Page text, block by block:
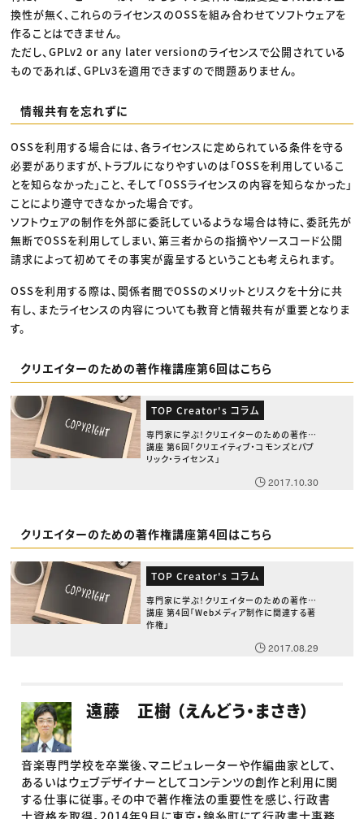
換性が無く、これらのライセンスのOSSを組み合わせてソフトウェアを
作ることはできません。
ただし、GPLv2 or any later versionのライセンスで公開されている
ものであれば、GPLv3を適用できますので問題ありません。
情報共有を忘れずに
OSSを利用する場合には、各ライセンスに定められている条件を守る
必要がありますが、トラブルになりやすいのは「OSSを利用しているこ
とを知らなかった」こと、そして「OSSライセンスの内容を知らなかった」
ことにより遵守できなかった場合です。
ソフトウェアの制作を外部に委託しているような場合は特に、委託先が
無断でOSSを利用してしまい、第三者からの指摘やソースコード公開
請求によって初めてその事実が露呈するということも考えられます。
OSSを利用する際は、関係者間でOSSのメリットとリスクを十分に共
有し、またライセンスの内容についても教育と情報共有が重要となりま
す。
クリエイターのための著作権講座第6回はこちら
TOP Creator's コラム
専門家に学ぶ！クリエイターのための著作権
講座 第6回「クリエイティブ・コモンズとパブ
リック・ライセンス」
2017.10.30
クリエイターのための著作権講座第4回はこちら
TOP Creator's コラム
専門家に学ぶ！クリエイターのための著作権
講座 第4回「Webメディア制作に関連する著
作権」
2017.08.29
遠藤 正樹 （えんどう・まさき）
音楽専門学校を卒業後、マニピュレーターや作編曲家として、
あるいはウェブデザイナーとしてコンテンツの創作と利用に関
する仕事に従事。その中で著作権法の重要性を感じ、行政書
士資格を取得。2014年9月に東京・錦糸町にて行政書士事務